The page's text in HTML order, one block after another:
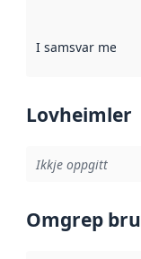
I samsvar med
Lovheimler
Ikkje oppgitt
Omgrep